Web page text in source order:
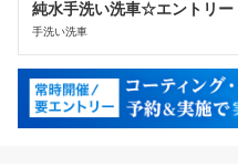
純水手洗い洗車☆エントリー
手洗い洗車